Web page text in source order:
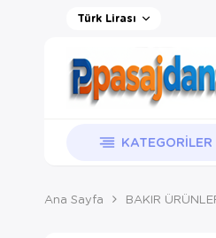
Türk Lirası
KATEGORILER
Ana Sayfa BAKIR